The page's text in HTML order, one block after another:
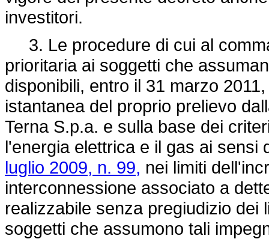
investitori.
3. Le procedure di cui al
prioritaria ai soggetti che
disponibili, entro il 31 marzo
istantanea del proprio prelievo
Terna S.p.a. e sulla base dei
l'energia elettrica e il gas ai
luglio 2009, n. 99, nei limiti
interconnessione associato a
realizzabile senza pregiudizio
soggetti che assumono tali